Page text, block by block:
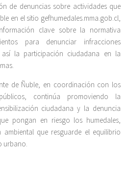
de denuncias sobre actividades que
en el sitio gefhumedales.mma.gob.cl,
clave sobre la normativa
para denunciar infracciones
así la participación ciudadana en la
de Ñuble, en coordinación con los
continúa promoviendo la
ciudadana y la denuncia
pongan en riesgo los humedales,
que resguarde el equilibrio
urbano.